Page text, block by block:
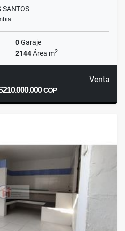
SANTOS
0Garaje
2144Área m2
Venta
COP